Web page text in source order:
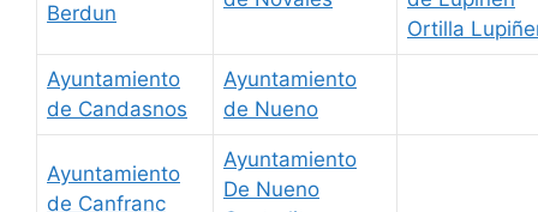
Berdun
Ortilla
Ayuntamiento
de Candasnos
Ayuntamiento
de Nueno
Ayuntamiento
de Canfranc
Ayuntamiento
De Nueno